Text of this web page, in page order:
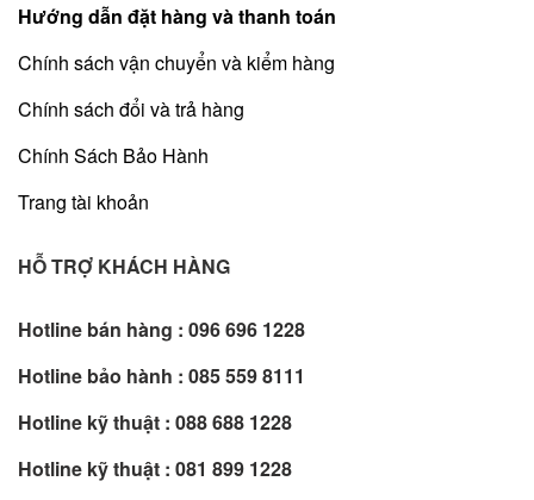
Hướng dẫn đặt hàng và thanh toán
Chính sách vận chuyển và kiểm hàng
Chính sách đổi và trả hàng
Chính Sách Bảo Hành
Trang tài khoản
HỖ TRỢ KHÁCH HÀNG
Hotline bán hàng : 096 696 1228
Hotline bảo hành : 085 559 8111
Hotline kỹ thuật : 088 688 1228
Hotline kỹ thuật : 081 899 1228